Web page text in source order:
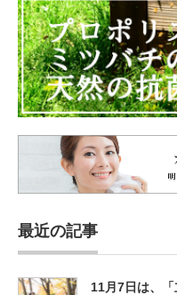
最近の記事
11月7日は、